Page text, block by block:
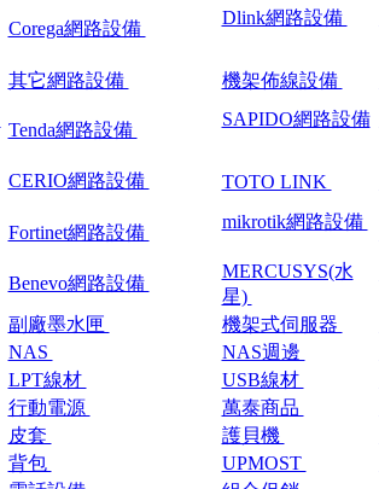
Corega網路設備
Dlink網路設備
其它網路設備 機架佈線設備
Tenda網路設備
SAPIDO網路設備
CERIO網路設備 TOTO LINK
Fortinet網路設備
mikrotik網路設備
Benevo網路設備
MERCUSYS(水
星)
副廠墨水匣 機架式伺服器
NAS NAS週邊
LPT線材 USB線材
行動電源 萬泰商品
皮套 護貝機
背包 UPMOST